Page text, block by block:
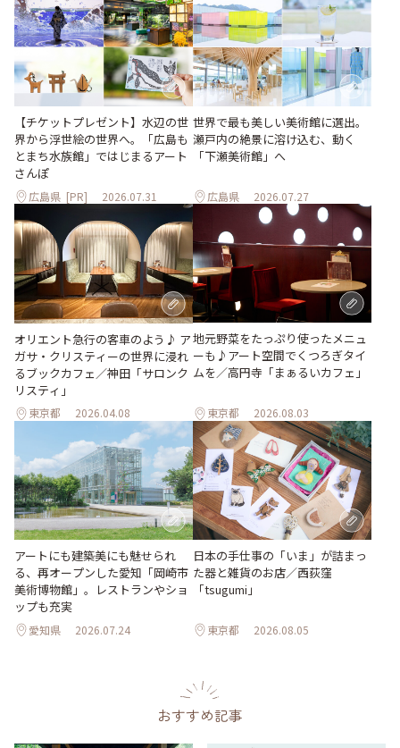
【チケットプレゼント】水辺の世
界から浮世絵の世界へ。「広島も
とまち水族館」ではじまるアート
さんぽ
広島県 [PR] 2026.07.31
世界で最も美しい美術館に選出。
瀬戸内の絶景に溶け込む、動く
「下瀬美術館」へ
広島県 2026.07.27
オリエント急行の客車のよう♪ ア
ガサ・クリスティーの世界に浸れ
るブックカフェ／神田「サロンク
リスティ」
東京都 2026.04.08
地元野菜をたっぷり使ったメニュ
ーも♪アート空間でくつろぎタイ
ムを／高円寺「まぁるいカフェ」
東京都 2026.08.03
アートにも建築美にも魅せられ
る、再オープンした愛知「岡崎市
美術博物館」。レストランやショ
ップも充実
愛知県 2026.07.24
日本の手仕事の「いま」が詰まっ
た器と雑貨のお店／西荻窪
「tsugumi」
東京都 2026.08.05
おすすめ記事